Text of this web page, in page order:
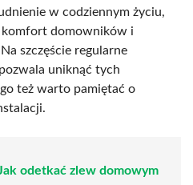
w codziennym życiu,
komfort domowników i
szczęście regularne
uniknąć tych
też warto pamiętać o
odetkać zlew domowym